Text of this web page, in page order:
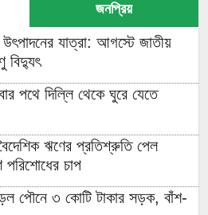
জনপ্রিয়
যাত্রা: আগস্টে জাতীয়
বিদ্যুৎ
পথে দিল্লি থেকে ঘুরে যেতে
ঋণের প্রতিশ্রুতি পেল
পরিশোধের চাপ
পৌনে ৩ কোটি টাকার সড়ক, বাঁশ-